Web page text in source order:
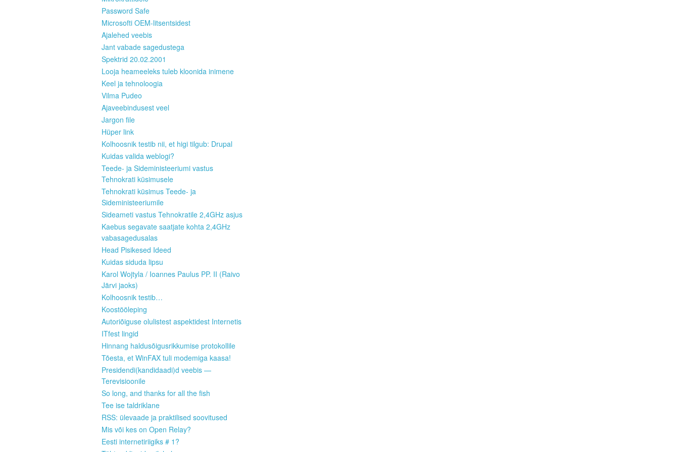
Password Safe
Microsofti OEM-litsentsidest
Ajalehed veebis
Jant vabade sagedustega
Spektrid 20.02.2001
Looja heameeleks tuleb kloonida inimene
Keel ja tehnoloogia
Vilma Pudeo
Ajaveebindusest veel
Jargon file
Hüper link
Kolhoosnik testib nii, et higi tilgub: Drupal
Kuidas valida weblogi?
Teede- ja Sideministeeriumi vastus
Tehnokrati küsimusele
Tehnokrati küsimus Teede- ja
Sideministeeriumile
Sideameti vastus Tehnokratile 2,4GHz asjus
Kaebus segavate saatjate kohta 2,4GHz
vabasagedusalas
Head Pisikesed Ideed
Kuidas siduda lipsu
Karol Wojtyla / Ioannes Paulus PP. II (Raivo
Järvi jaoks)
Kolhoosnik testib…
Koostööleping
Autoriõiguse olulistest aspektidest Internetis
ITfest lingid
Hinnang haldusõigusrikkumise protokollile
Tõesta, et WinFAX tuli modemiga kaasa!
Presidendi(kandidaadi)d veebis —
Terevisioonile
So long, and thanks for all the fish
Tee ise taldriklane
RSS: ülevaade ja praktilised soovitused
Mis või kes on Open Relay?
Eesti internetiriigiks # 1?